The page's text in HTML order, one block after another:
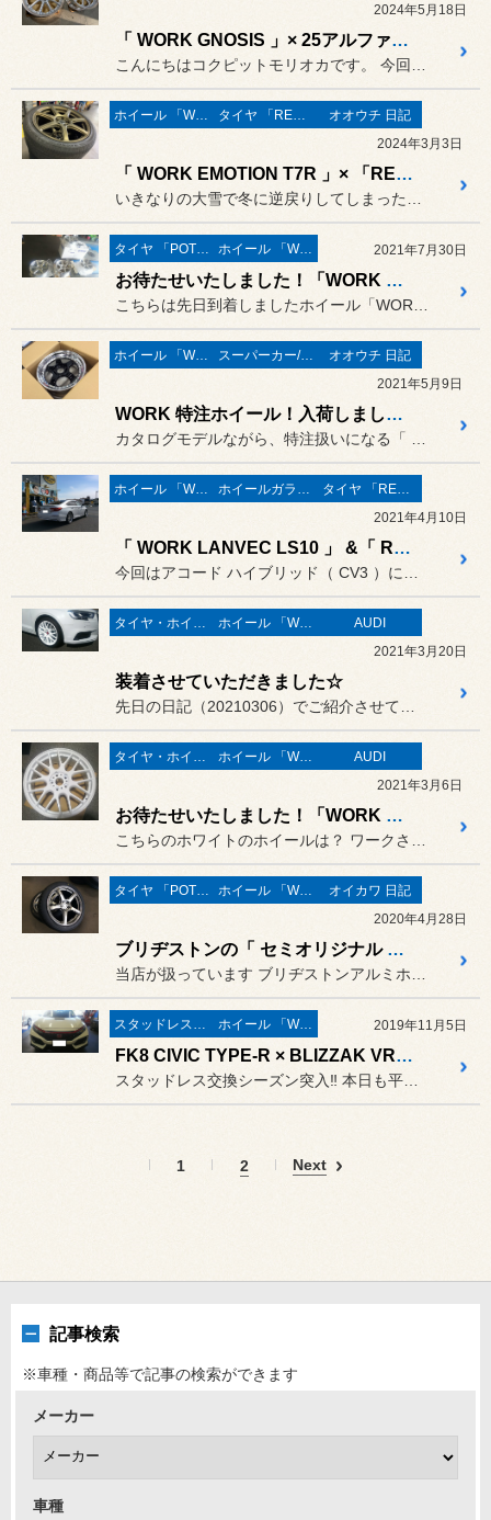
2024年5月18日
「 WORK GNOSIS 」× 25アルファードへ！
ホイール 「WORK」 タイヤ 「REGNO」
オオウチ 日記
2024年3月3日
「 WORK EMOTION T7R 」× 「REGNO」 レガシィツーリングワゴンに装着！
タイヤ 「POTENZA」 ホイール 「WORK」 2021年7月30日
お待たせいたしました！「WORK ZEAST」☆
ホイール 「WORK」 スーパーカー/スーパースポーツ/ヴィンテージカー
オオウチ 日記
2021年5月9日
WORK 特注ホイール！入荷しました！
ホイール 「WORK」 ホイールガラスコーティング
タイヤ 「REGNO」
2021年4月10日
「 WORK LANVEC LS10 」 &「 REGNO GR-XⅡ 」 アコードハイブリッドに装着。
タイヤ・ホイール ホイール 「WORK」
AUDI
2021年3月20日
装着させていただきました☆
タイヤ・ホイール ホイール 「WORK」
AUDI
2021年3月6日
お待たせいたしました！「WORK EMOTION M8R トクシュ」☆
タイヤ 「POTENZA」 ホイール 「WORK」
オイカワ 日記
2020年4月28日
ブリヂストンの「 セミオリジナル ホイール 」 『 WORK EMOTION T5R 』
スタッドレスタイヤ 「BLIZZAK」 ホイール 「WORK」 2019年11月5日
FK8 CIVIC TYPE-R × BLIZZAK VRX2 & WORK EMOTION!
1 2 Next
記事検索
※車種・商品等で記事の検索ができます
メーカー
車種